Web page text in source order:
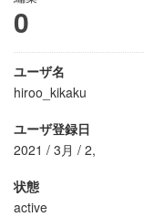
0
ユーザ名
hiroo_kikaku
ユーザ登録日
2021 / 3月 / 2,
状態
active